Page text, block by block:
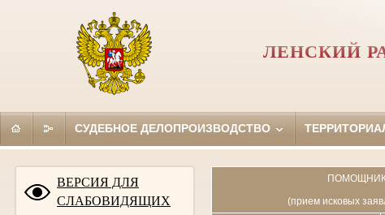
ЛЕНСКИЙ
СУДЕБНОЕ ДЕЛОПРОИЗВОДСТВО
ВЕРСИЯ ДЛЯ
СЛАБОВИДЯЩИХ
(прием исковых